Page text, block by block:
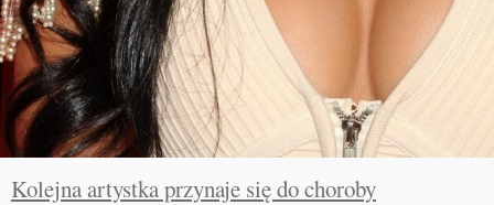
Kolejna artystka przynaje się do choroby